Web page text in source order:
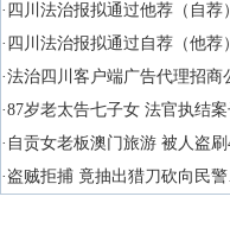
·四川法治报拟通过他荐（自
·四川法治报拟通过自荐（他
·法治四川客户端广告代理招商
·87岁老太告七子女 法官执结
·自贡女老板澳门旅游 被人盗
·盗贼拒捕 竟抽出猎刀砍向民